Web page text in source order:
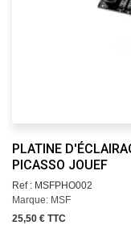
PLATINE
PICASSO JOUEF
Ref : MSFPHO002
Marque: MSF
25,50 € TTC